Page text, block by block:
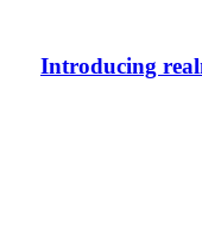
Introducing